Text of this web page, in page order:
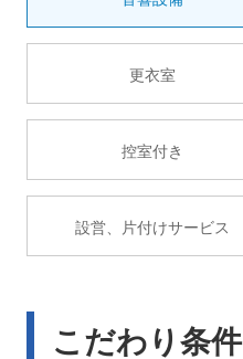
更衣室
控室付き
設営、片付けサービス
こだわり条件